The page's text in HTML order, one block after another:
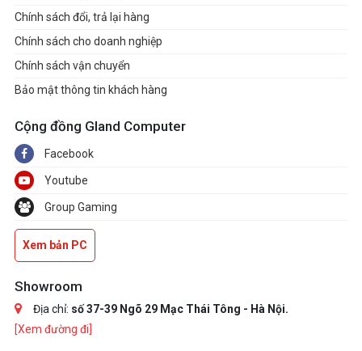
Chính sách đổi, trả lại hàng
Chính sách cho doanh nghiệp
Chính sách vận chuyển
Bảo mật thông tin khách hàng
Cộng đồng Gland Computer
Facebook
Youtube
Group Gaming
Xem bản PC
Showroom
Địa chỉ: số 37-39 Ngõ 29 Mạc Thái Tông - Hà Nội.
[Xem đường đi]